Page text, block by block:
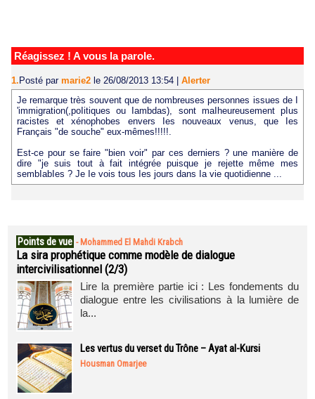
Réagissez ! A vous la parole.
1. Posté par marie2 le 26/08/2013 13:54
Alerter
Je remarque très souvent que de nombreuses personnes issues de I
'immigration(,poIitiques ou Iambdas), sont maIheureusement pIus
racistes et xénophobes envers Ies nouveaux venus, que Ies
Français "de souche" eux-mêmes!!!!!.
Est-ce pour se faire "bien voir" par ces derniers ? une manière de
dire "je suis tout à fait intégrée puisque je rejette même mes
sembIabIes ? Je Ie vois tous Ies jours dans Ia vie quotidienne ...
Points de vue - Mohammed El Mahdi Krabch
La sira prophétique comme modèle de dialogue
intercivilisationnel (2/3)
Lire la première partie ici : Les fondements du
dialogue entre les civilisations à la lumière de
la...
Les vertus du verset du Trône – Ayat al-Kursi
Housman Omarjee